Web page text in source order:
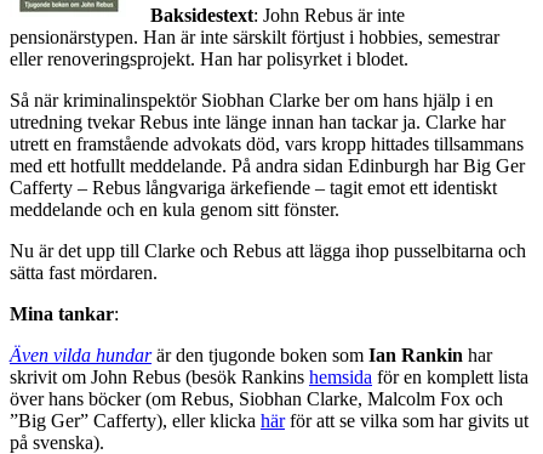
Baksidestext: John Rebus är inte
pensionärstypen. Han är inte särskilt förtjust i hobbies, semestrar
eller renoveringsprojekt. Han har polisyrket i blodet.
Så när kriminalinspektör Siobhan Clarke ber om hans hjälp i en
utredning tvekar Rebus inte länge innan han tackar ja. Clarke har
utrett en framstående advokats död, vars kropp hittades tillsammans
med ett hotfullt meddelande. På andra sidan Edinburgh har Big Ger
Cafferty – Rebus långvariga ärkefiende – tagit emot ett identiskt
meddelande och en kula genom sitt fönster.
Nu är det upp till Clarke och Rebus att lägga ihop pusselbitarna och
sätta fast mördaren.
Mina tankar:
Även vilda hundarär den tjugonde boken som Ian Rankin har
skrivit om John Rebus (besök Rankins hemsida för en komplett lista
över hans böcker (om Rebus, Siobhan Clarke, Malcolm Fox och
”Big Ger” Cafferty), eller klicka härför att se vilka som har givits ut
på svenska).